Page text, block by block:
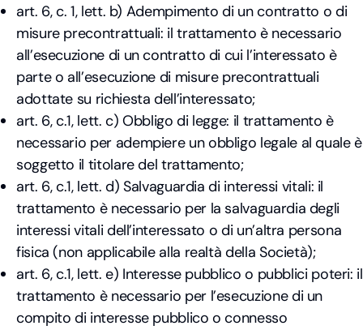
art. 6, c. 1, lett. b) Adempimento di un contratto o di
misure precontrattuali: il trattamento è necessario
all’esecuzione di un contratto di cui l’interessato è
parte o all’esecuzione di misure precontrattuali
adottate su richiesta dell’interessato;
art. 6, c.1, lett. c) Obbligo di legge: il trattamento è
necessario per adempiere un obbligo legale al quale è
soggetto il titolare del trattamento;
art. 6, c.1, lett. d) Salvaguardia di interessi vitali: il
trattamento è necessario per la salvaguardia degli
interessi vitali dell’interessato o di un’altra persona
fisica (non applicabile alla realtà della Società);
art. 6, c.1, lett. e) Interesse pubblico o pubblici poteri: il
trattamento è necessario per l’esecuzione di un
compito di interesse pubblico o connesso